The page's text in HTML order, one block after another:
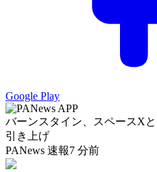
Google Play
バーンスタイン、スペースX
引き上げ
PANews 速報7 分前